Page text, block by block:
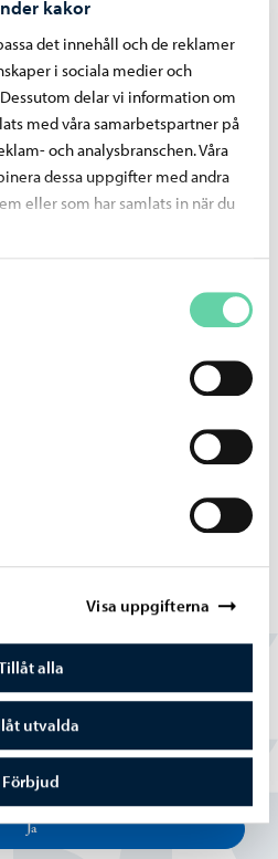
kakor
det innehåll och de reklamer
i sociala medier och
delar vi information om
med våra samarbetspartner på
och analysbranschen. Våra
dessa uppgifter med andra
eller som har samlats in när du
Visa uppgifterna
alla
utvalda
Förbjud
för elevernas datorer
som blockerar skadliga
öppnas för trafik
Ja